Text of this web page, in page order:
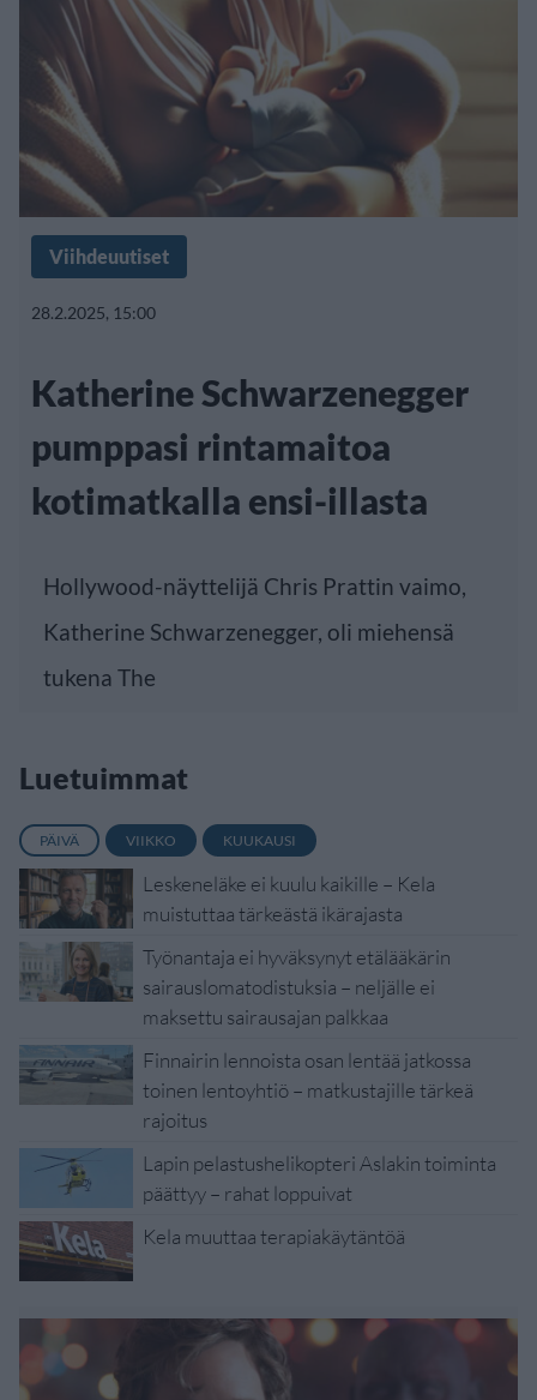
Viihdeuutiset
28.2.2025, 15:00
Katherine Schwarzenegger
pumppasi rintamaitoa
kotimatkalla ensi-illasta
Hollywood-näyttelijä Chris Prattin vaimo,
Katherine Schwarzenegger, oli miehensä
tukena The
Luetuimmat
PÄIVÄ VIIKKO KUUKAUSI
Leskeneläke ei kuulu kaikille – Kela
muistuttaa tärkeästä ikärajasta
Työnantaja ei hyväksynyt etälääkärin
sairauslomatodistuksia – neljälle ei
maksettu sairausajan palkkaa
Finnairin lennoista osan lentää jatkossa
toinen lentoyhtiö – matkustajille tärkeä
rajoitus
Lapin pelastushelikopteri Aslakin toiminta
päättyy – rahat loppuivat
Kela muuttaa terapiakäytäntöä